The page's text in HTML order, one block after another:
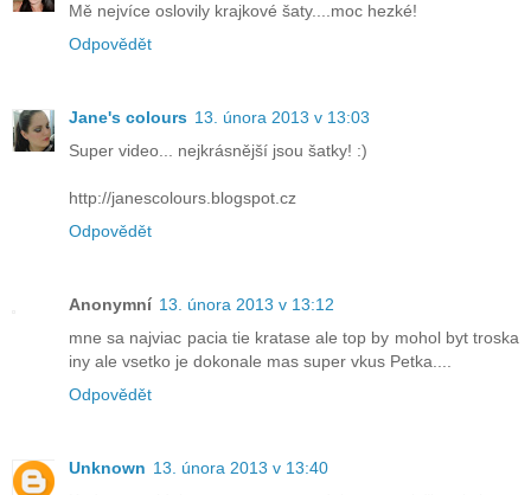
Mě nejvíce oslovily krajkové šaty....moc hezké!
Odpovědět
Jane's colours 13. února 2013 v 13:03
Super video... nejkrásnější jsou šatky! :)
http://janescolours.blogspot.cz
Odpovědět
Anonymní 13. února 2013 v 13:12
mne sa najviac pacia tie kratase ale top by mohol byt troska
iny ale vsetko je dokonale mas super vkus Petka....
Odpovědět
Unknown 13. února 2013 v 13:40